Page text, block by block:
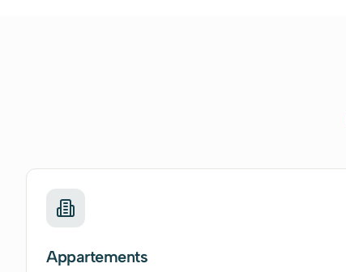
Appartements